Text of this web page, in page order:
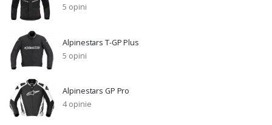
5 opini
Alpinestars T-GP Plus
5 opini
Alpinestars GP Pro
4 opinie